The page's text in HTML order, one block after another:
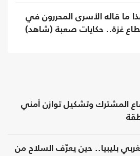
ما قاله الأسرى المحررون في
غزة.. حكايات صعبة (شاهد)
المشترك وتشكيل توازن أمني
بليبيا.. حين يعرّف السلاح من